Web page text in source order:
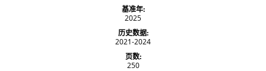
基准年:
2025
历史数据:
2021-2024
页数:
250